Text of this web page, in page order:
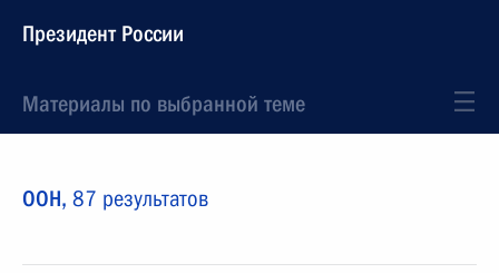
Президент России
Материалы по выбранной теме
ООН, 87 результатов